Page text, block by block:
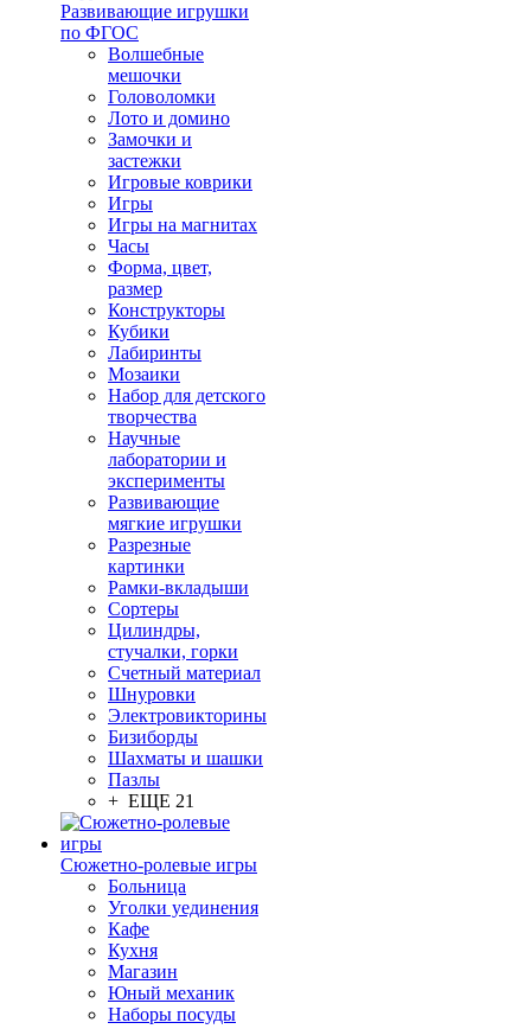
Развивающие игрушки
по ФГОС
Волшебные
мешочки
Головоломки
Лото и домино
Замочки и
застежки
Игровые коврики
Игры
Игры на магнитах
Часы
Форма, цвет,
размер
Конструкторы
Кубики
Лабиринты
Мозаики
Набор для детского
творчества
Научные
лаборатории и
эксперименты
Развивающие
мягкие игрушки
Разрезные
картинки
Рамки-вкладыши
Сортеры
Цилиндры,
стучалки, горки
Счетный материал
Шнуровки
Электровикторины
Бизиборды
Шахматы и шашки
Пазлы
+ ЕЩЕ 21
Сюжетно-ролевые игры
Больница
Уголки уединения
Кафе
Кухня
Магазин
Юный механик
Наборы посуды